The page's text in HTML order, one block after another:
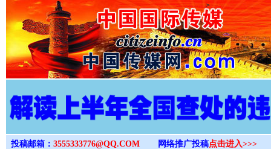
>
投稿邮箱： 3555333776@QQ.COM 网络推广投稿点击进入>>>